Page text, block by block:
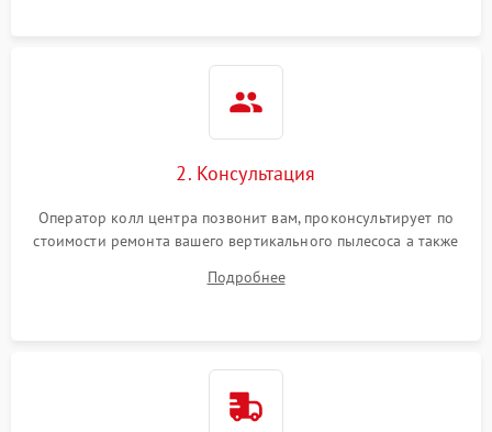
2. Консультация
Оператор колл центра позвонит вам, проконсультирует по
стоимости ремонта вашего вертикального пылесоса а также
Подробнее